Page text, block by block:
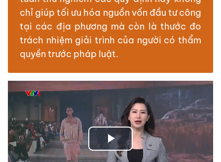
chỉ giúp tối ưu hóa nguồn vốn đầu tư công
tại các địa phương mà còn là thước đo
trách nhiệm giải trình của người có thẩm
quyền trước pháp luật.
Play